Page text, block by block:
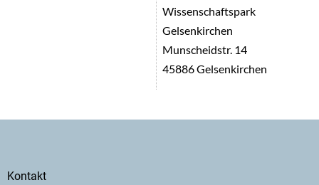
Wissenschaftspark
Gelsenkirchen
Munscheidstr. 14
45886 Gelsenkirchen
Secondary
Kontakt